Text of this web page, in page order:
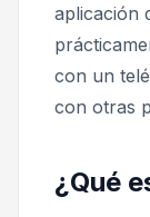
aplicación
con un
con otras
¿Qué